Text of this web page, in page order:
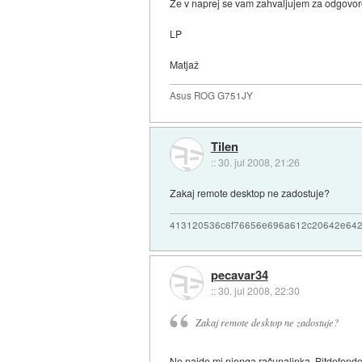
Že v naprej se vam zahvaljujem za
LP
Matjaž
Asus ROG G751JY
Tilen
::30. jul 2008, 21:26
Zakaj remote desktop ne zadostuje?
pecavar34
::30. jul 2008, 22:30
Zakaj remote desktop ne zadostuje?